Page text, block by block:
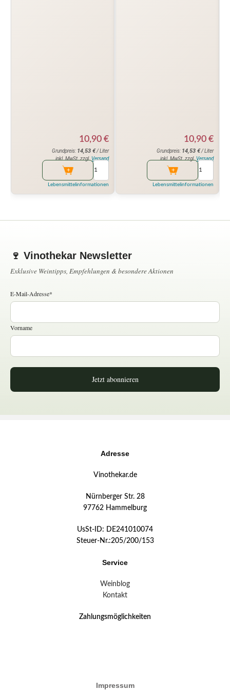
10,90 €
Grundpreis: 14,53 €/ Liter
inkl. MwSt. zzgl. Versand
Lebensmittelinformationen
10,90 €
Grundpreis: 14,53 €/ Liter
inkl. MwSt. zzgl. Versand
Lebensmittelinformationen
🍷 Vinothekar Newsletter
Exklusive Weintipps, Empfehlungen & besondere Aktionen
E-Mail-Adresse*
Vorname
Jetzt abonnieren
Adresse
Vinothekar.de
Nürnberger Str. 28
97762 Hammelburg
UsSt-ID: DE241010074
Steuer-Nr.:205/200/153
Service
Weinblog
Kontakt
Zahlungsmöglichkeiten
Impressum